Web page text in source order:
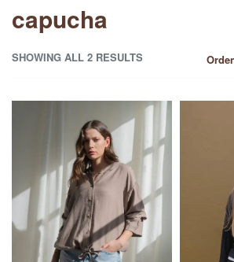
capucha
SHOWING ALL 2 RESULTS